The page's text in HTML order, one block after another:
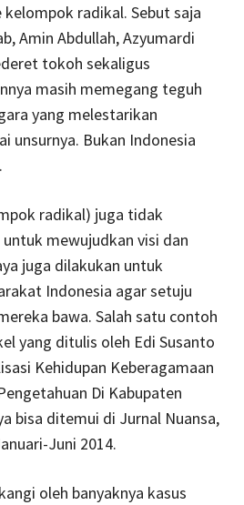
radikal. Sebut saja
Amin Abdullah, Azyumardi
tokoh sekaligus
masih memegang teguh
yang melestarikan
unsurnya. Bukan Indonesia
radikal) juga tidak
mewujudkan visi dan
juga dilakukan untuk
Indonesia agar setuju
bawa. Salah satu contoh
yang ditulis oleh Edi Susanto
Kehidupan Keberagamaan
Di Kabupaten
bisa ditemui di Jurnal Nuansa,
Juni 2014.
oleh banyaknya kasus